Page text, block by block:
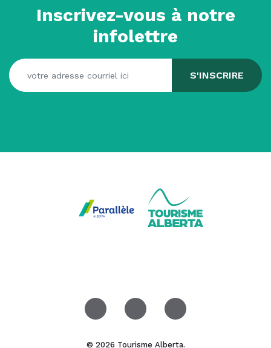
Inscrivez-vous à notre
infolettre
© 2026 Tourisme Alberta.